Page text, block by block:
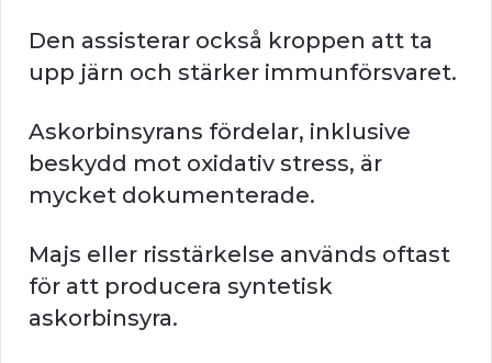
Den assisterar också kroppen att ta
upp järn och stärker immunförsvaret.
Askorbinsyrans fördelar, inklusive
beskydd mot oxidativ stress, är
mycket dokumenterade.
Majs eller risstärkelse används oftast
för att producera syntetisk
askorbinsyra.